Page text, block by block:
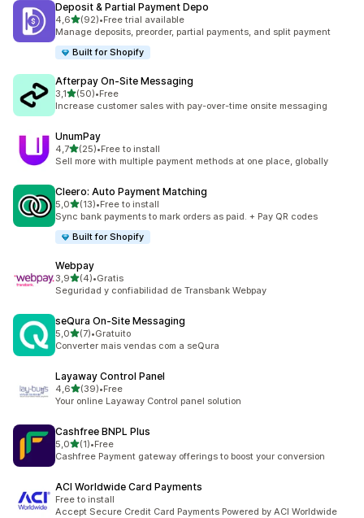
Deposit & Partial Payment Depo
4,6de 5 estrelas
(92)
92 total de avaliações
•Free trial available
Manage deposits, preorder, partial payments, and split payment
Built for Shopify
Afterpay On‑Site Messaging
3,1de 5 estrelas
(50)
50 total de avaliações
•Free
Increase customer sales with pay-over-time onsite messaging
UnumPay
4,7de 5 estrelas
(25)
25 total de avaliações
•Free to install
Sell more with multiple payment methods at one place, globally
Cleero: Auto Payment Matching
5,0de 5 estrelas
(13)
13 total de avaliações
•Free to install
Sync bank payments to mark orders as paid. + Pay QR codes
Built for Shopify
Webpay
3,9de 5 estrelas
(4)
4 total de avaliações
•Gratis
Seguridad y confiabilidad de Transbank Webpay
seQura On‑Site Messaging
5,0de 5 estrelas
(7)
7 total de avaliações
•Gratuito
Converter mais vendas com a seQura
Layaway Control Panel
4,6de 5 estrelas
(39)
39 total de avaliações
•Free
Your online Layaway Control panel solution
Cashfree BNPL Plus
5,0de 5 estrelas
(1)
1 total de avaliações
•Free
Cashfree Payment gateway offerings to boost your conversion
ACI Worldwide Card Payments
Free to install
Accept Secure Credit Card Payments Powered by ACI Worldwide